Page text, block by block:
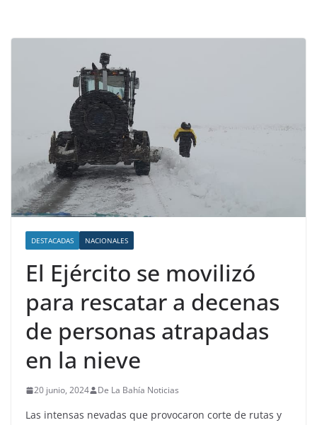
DESTACADAS NACIONALES
El Ejército se movilizó
para rescatar a decenas
de personas atrapadas
en la nieve
20 junio, 2024 De La Bahía Noticias
Las intensas nevadas que provocaron corte de rutas y